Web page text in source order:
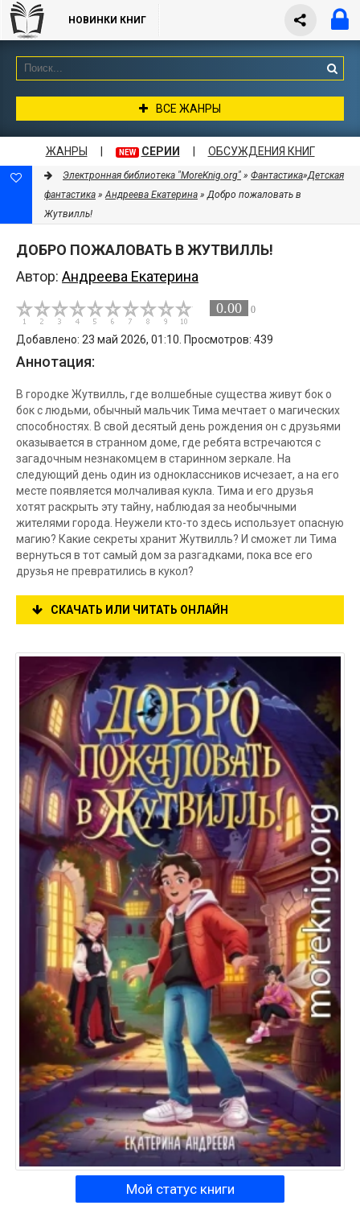
НОВИНКИ КНИГ
ВСЕ ЖАНРЫ
ЖАНРЫ NEW СЕРИИ ОБСУЖДЕНИЯ КНИГ
Электронная библиотека "MoreKnig.org" » Фантастика»Детская
фантастика »Андреева Екатерина » Добро пожаловать в
Жутвилль!
ДОБРО ПОЖАЛОВАТЬ В ЖУТВИЛЛЬ!
Автор: Андреева Екатерина
0.00 0
Добавлено: 23 май 2026, 01:10. Просмотров: 439
Аннотация:
В городке Жутвилль, где волшебные существа живут бок о
бок с людьми, обычный мальчик Тима мечтает о магических
способностях. В свой десятый день рождения он с друзьями
оказывается в странном доме, где ребята встречаются с
загадочным незнакомцем в старинном зеркале. На
следующий день один из одноклассников исчезает, а на его
месте появляется молчаливая кукла. Тима и его друзья
хотят раскрыть эту тайну, наблюдая за необычными
жителями города. Неужели кто-то здесь использует опасную
магию? Какие секреты хранит Жутвилль? И сможет ли Тима
вернуться в тот самый дом за разгадками, пока все его
друзья не превратились в кукол?
СКАЧАТЬ ИЛИ ЧИТАТЬ ОНЛАЙН
Мой статус книги